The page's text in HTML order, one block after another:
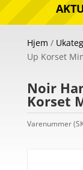
Hjem /
Up Korset
Noir
Korset
Varenummer